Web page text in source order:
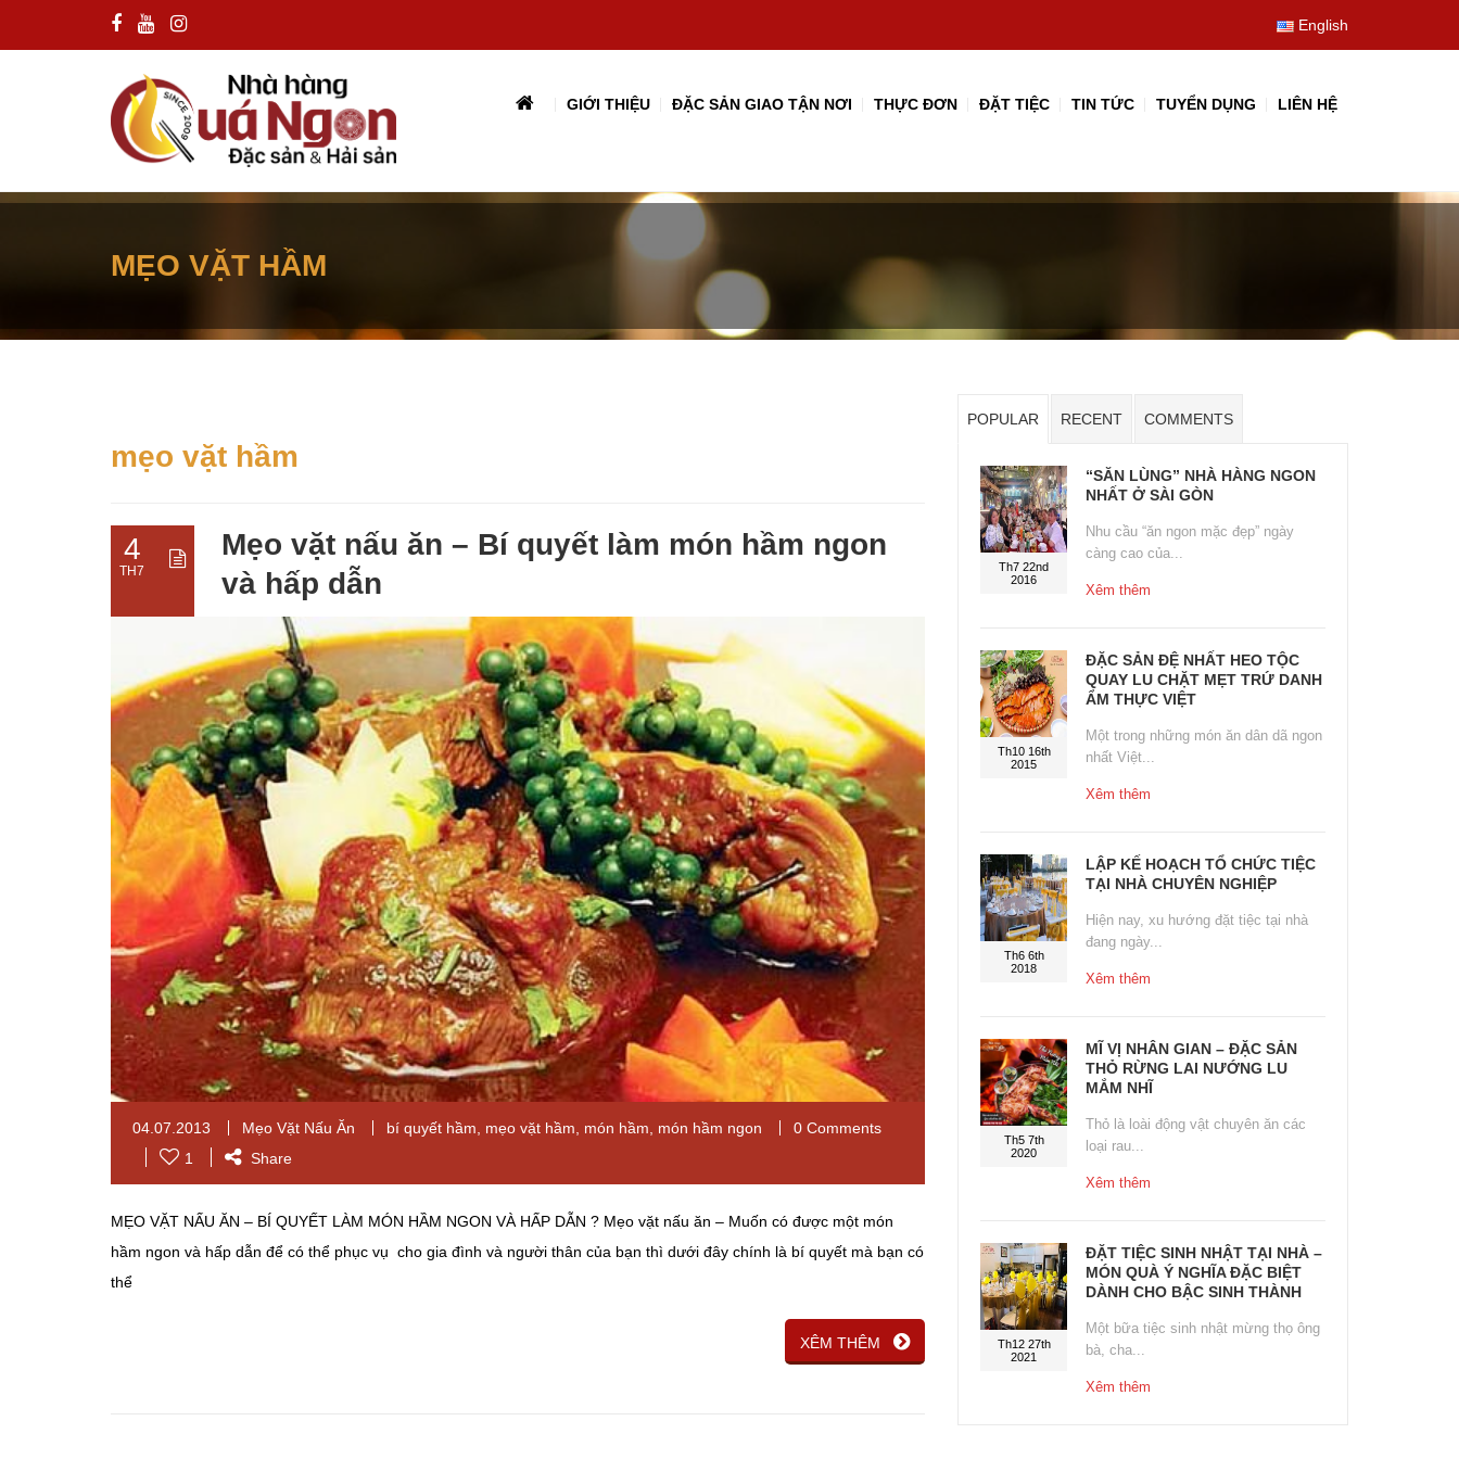
English
GIỚI THIỆU ĐẶC SẢN GIAO TẬN NƠI THỰC ĐƠN ĐẶT TIỆC TIN TỨC TUYỂN DỤNG LIÊN HỆ
MẸO VẶT HẦM
mẹo vặt hầm
4
TH7
Mẹo vặt nấu ăn – Bí quyết làm món hầm ngon
và hấp dẫn
04.07.2013 Mẹo Vặt Nấu Ăn bí quyết hầm mẹo vặt hầm món hầm món hầm ngon
0 Comments
1
Share
MẸO VẶT NẤU ĂN – BÍ QUYẾT LÀM MÓN HẦM NGON VÀ HẤP DẪN ? Mẹo vặt nấu ăn – Muốn có được một món
hầm ngon và hấp dẫn để có thể phục vụ cho gia đình và người thân của bạn thì dưới đây chính là bí quyết mà bạn có
thể
XÊM THÊM
POPULAR RECENT COMMENTS
Th7 22nd
2016
“SĂN LÙNG” NHÀ HÀNG NGON
NHẤT Ở SÀI GÒN
Nhu cầu “ăn ngon mặc đẹp” ngày
càng cao của...
Xêm thêm
Th10 16th
2015
ĐẶC SẢN ĐỆ NHẤT HEO TỘC
QUAY LU CHẶT MẸT TRỨ DANH
ẨM THỰC VIỆT
Một trong những món ăn dân dã ngon
nhất Việt...
Xêm thêm
Th6 6th
2018
LẬP KẾ HOẠCH TỔ CHỨC TIỆC
TẠI NHÀ CHUYÊN NGHIỆP
Hiện nay, xu hướng đặt tiệc tại nhà
đang ngày...
Xêm thêm
Th5 7th
2020
MĨ VỊ NHÂN GIAN – ĐẶC SẢN
THỎ RỪNG LAI NƯỚNG LU
MẮM NHĨ
Thỏ là loài động vật chuyên ăn các
loại rau...
Xêm thêm
Th12 27th
2021
ĐẶT TIỆC SINH NHẬT TẠI NHÀ –
MÓN QUÀ Ý NGHĨA ĐẶC BIỆT
DÀNH CHO BẬC SINH THÀNH
Một bữa tiệc sinh nhật mừng thọ ông
bà, cha...
Xêm thêm